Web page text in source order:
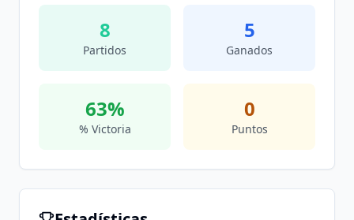
8
Partidos
5
Ganados
63%
% Victoria
0
Puntos